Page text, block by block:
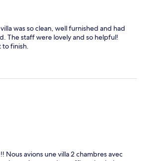
was so clean, well furnished and had
The staff were lovely and so helpful!
to finish.
Nous avions une villa 2 chambres avec